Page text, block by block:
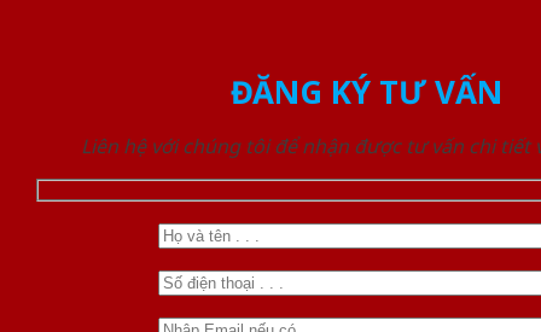
ĐĂNG KÝ TƯ VẤN
Liên hệ với chúng tôi để nhận được tư vấn chi tiết